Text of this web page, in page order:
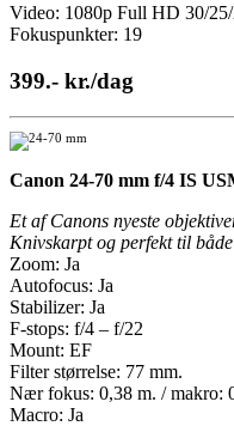
Video: 1080p Full HD 30/
Fokuspunkter: 19
399.- kr./dag
Canon 24-70 mm f/4 IS
Et af Canons nyeste
Knivskarpt og perfekt til
Zoom: Ja
Autofocus: Ja
Stabilizer: Ja
F-stops: f/4 – f/22
Mount: EF
Filter størrelse: 77 mm.
Nær fokus: 0,38 m. / makro:
Macro: Ja